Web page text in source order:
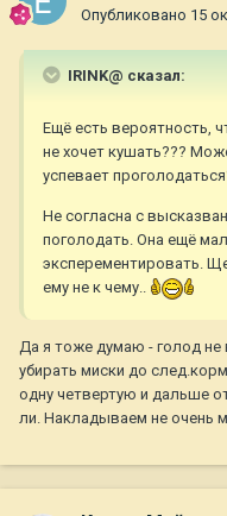
Опубликовано 15
IRINK@ сказал:
Ещё есть вероятность,
не хочет кушать???
успевает
Не согласна с
поголодать. Она ещё
эксперементировать.
ему не к чему..
Да я тоже думаю - голод не
убирать миски до
одну четвертую и дальше
ли. Накладываем не очень